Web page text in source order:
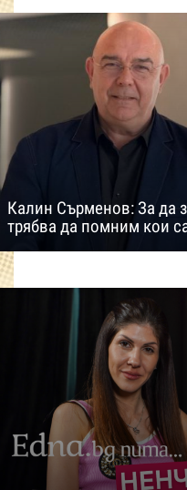
Калин Сърменов: За да
трябва да помним кои